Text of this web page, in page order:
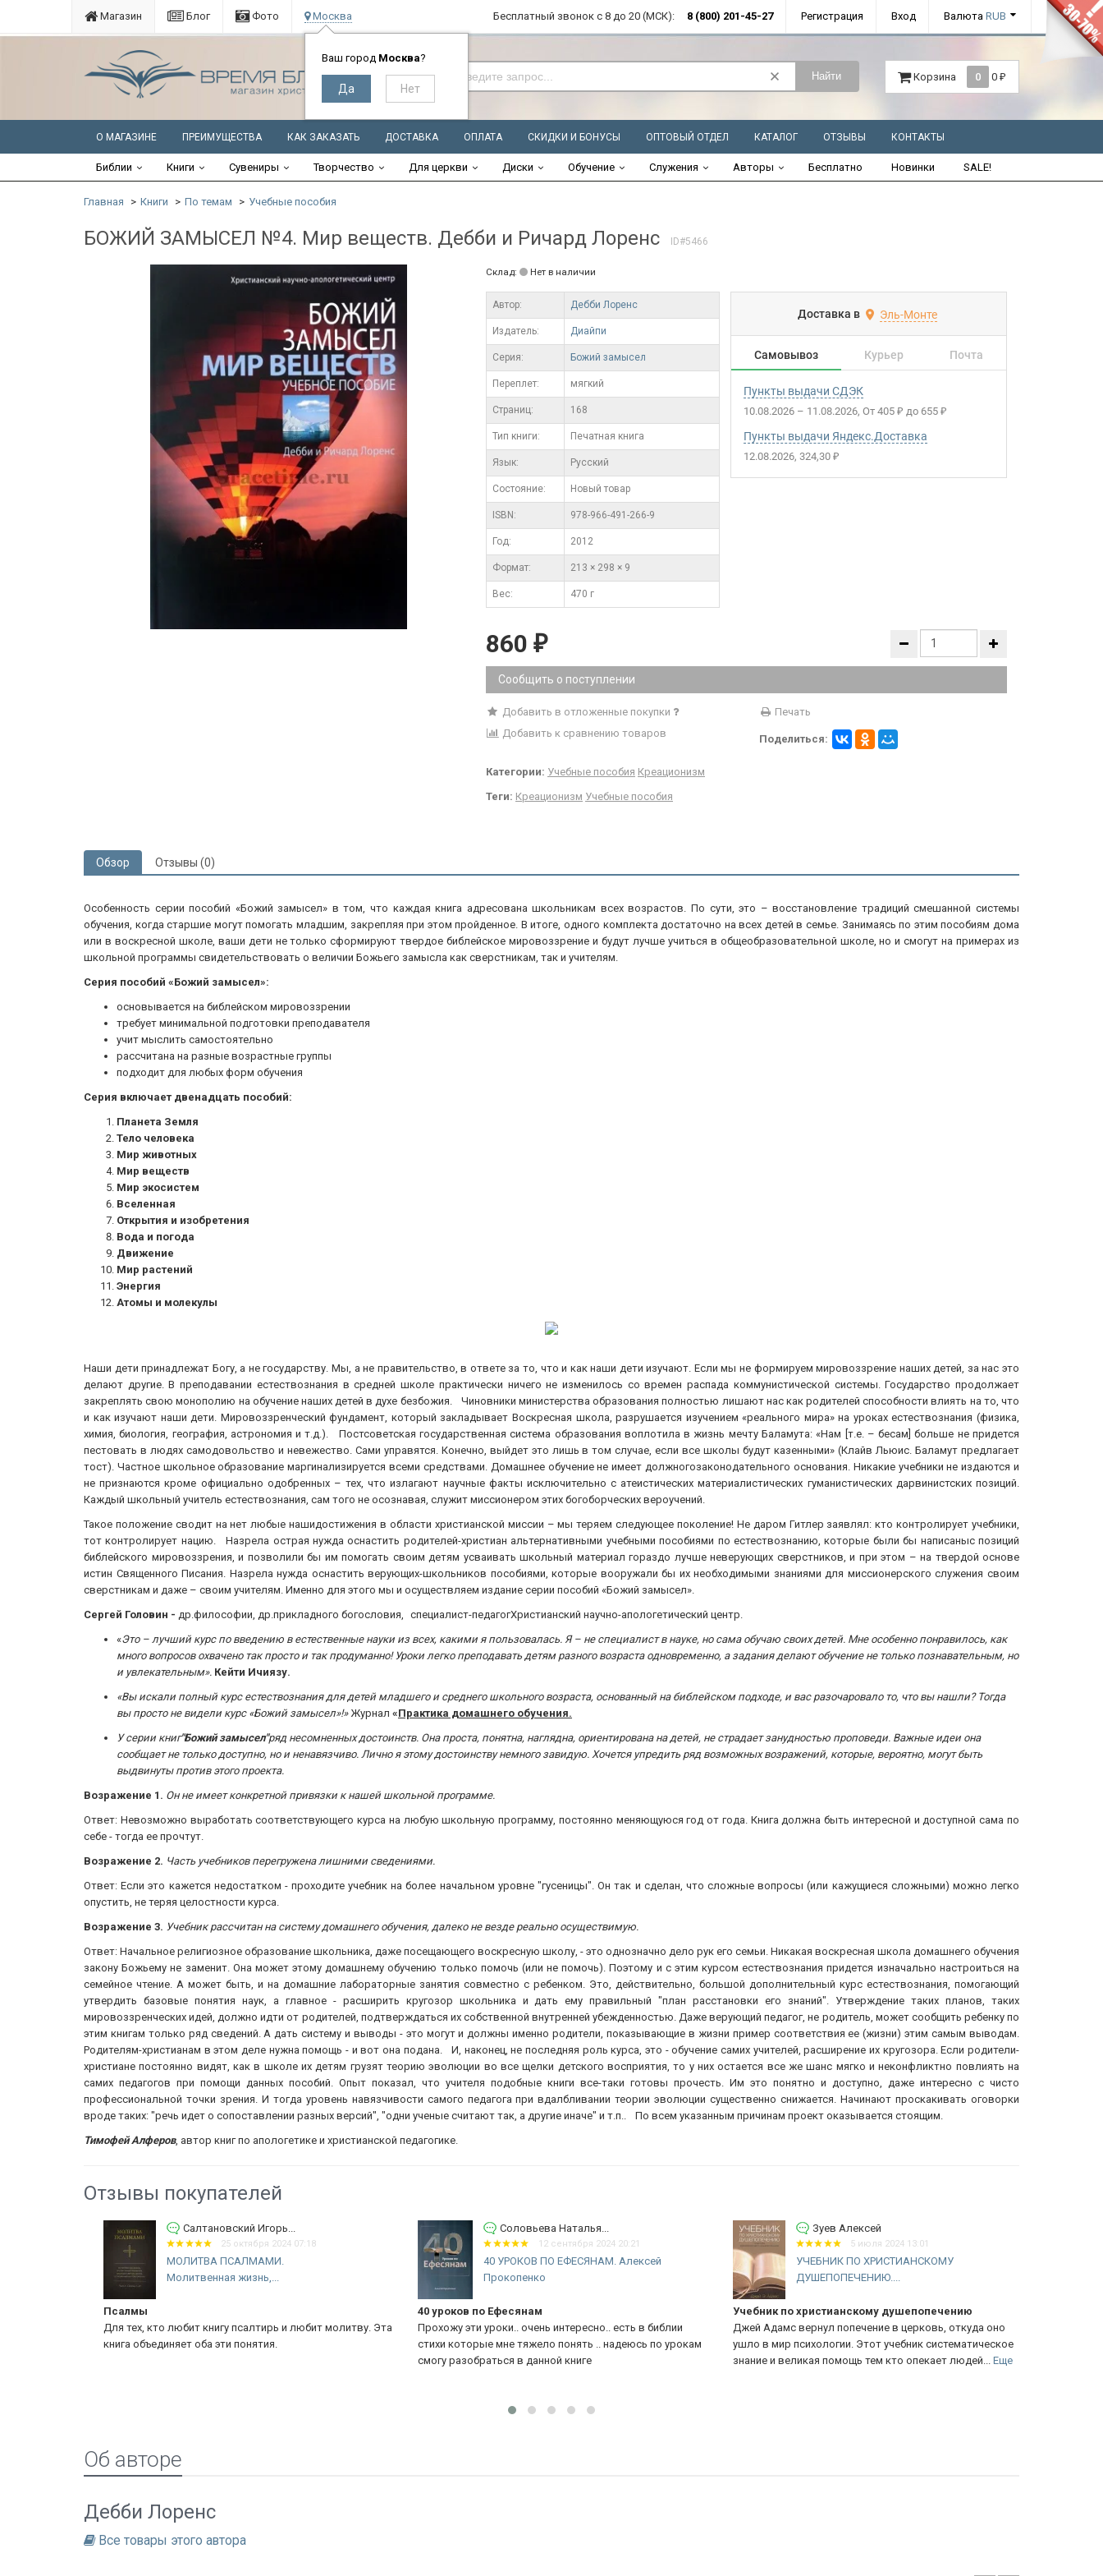
Магазин Блог Фото Москва
Ваш город Москва?
Бесплатный звонок с 8 до 20 (МСК): 8 (800) 201-45-27 Регистрация Вход Валюта RUB
Найти Корзина 0 0 ₽
О МАГАЗИНЕ ПРЕИМУЩЕСТВА КАК ЗАКАЗАТЬ ДОСТАВКА ОПЛАТА СКИДКИ И БОНУСЫ ОПТОВЫЙ ОТДЕЛ КАТАЛОГ ОТЗЫВЫ КОНТАКТЫ
Библии Книги Сувениры Творчество Для церкви Диски Обучение Служения Авторы Бесплатно Новинки SALE!
Главная Книги По темам Учебные пособия
БОЖИЙ ЗАМЫСЕЛ №4. Мир веществ. Дебби и Ричард Лоренс ID#5466
Склад: Нет в наличии
Автор: Дебби Лоренс
Издатель: Диайпи
Серия: Божий замысел
Переплет: мягкий
Cтраниц: 168
Тип книги: Печатная книга
Язык: Русский
Состояние: Новый товар
ISBN: 978-966-491-266-9
Год: 2012
Формат: 213 × 298 × 9
Вес: 470 г
Доставка в Эль-Монте
Самовывоз Курьер Почта
Пункты выдачи СДЭК
10.08.2026 – 11.08.2026 От 405₽ до 655₽
Пункты выдачи Яндекс.Доставка
12.08.2026 324,30₽
860 ₽
Сообщить о поступлении
Добавить в отложенные покупки
Печать
Добавить к сравнению товаров
Поделиться:
Категории: Учебные пособия Креационизм
Теги: Креационизм Учебные пособия
Обзор Отзывы (0)
Особенность серии пособий «Божий замысел» в том, что каждая книга адресована школьникам всех возрастов. По сути, это – восстановление традиций смешанной системы
обучения, когда старшие могут помогать младшим, закрепляя при этом пройденное. В итоге, одного комплекта достаточно на всех детей в семье. Занимаясь по этим пособиям дома
или в воскресной школе, ваши дети не только сформируют твердое библейское мировоззрение и будут лучше учиться в общеобразовательной школе, но и смогут на примерах из
школьной программы свидетельствовать о величии Божьего замысла как сверстникам, так и учителям.
Серия пособий «Божий замысел»:
основывается на библейском мировоззрении
требует минимальной подготовки преподавателя
учит мыслить самостоятельно
рассчитана на разные возрастные группы
подходит для любых форм обучения
Серия включает двенадцать пособий:
Планета Земля
Тело человека
Мир животных
Мир веществ
Мир экосистем
Вселенная
Открытия и изобретения
Вода и погода
Движение
Мир растений
Энергия
Атомы и молекулы
Наши дети принадлежат Богу, а не государству. Мы, а не правительство, в ответе за то, что и как наши дети изучают. Если мы не формируем мировоззрение наших детей, за нас это
делают другие. В преподавании естествознания в средней школе практически ничего не изменилось со времен распада коммунистической системы. Государство продолжает
закреплять свою монополию на обучение наших детей в духе безбожия. Чиновники министерства образования полностью лишают нас как родителей способности влиять на то, что
и как изучают наши дети. Мировоззренческий фундамент, который закладывает Воскресная школа, разрушается изучением «реального мира» на уроках естествознания (физика,
химия, биология, география, астрономия и т.д.). Постсоветская государственная система образования воплотила в жизнь мечту Баламута: «Нам [т.е. – бесам] больше не придется
пестовать в людях самодовольство и невежество. Сами управятся. Конечно, выйдет это лишь в том случае, если все школы будут казенными» (Клайв Льюис. Баламут предлагает
тост). Частное школьное образование маргинализируется всеми средствами. Домашнее обучение не имеет должногозаконодательного основания. Никакие учебники не издаются и
не признаются кроме официально одобренных – тех, что излагают научные факты исключительно с атеистических материалистических гуманистических дарвинистских позиций.
Каждый школьный учитель естествознания, сам того не осознавая, служит миссионером этих богоборческих вероучений.
Такое положение сводит на нет любые нашидостижения в области христианской миссии – мы теряем следующее поколение! Не даром Гитлер заявлял: кто контролирует учебники,
тот контролирует нацию. Назрела острая нужда оснастить родителей-христиан альтернативными учебными пособиями по естествознанию, которые были бы написаныс позиций
библейского мировоззрения, и позволили бы им помогать своим детям усваивать школьный материал гораздо лучше неверующих сверстников, и при этом – на твердой основе
истин Священного Писания. Назрела нужда оснастить верующих-школьников пособиями, которые вооружали бы их необходимыми знаниями для миссионерского служения своим
сверстникам и даже – своим учителям. Именно для этого мы и осуществляем издание серии пособий «Божий замысел».
Сергей Головин - др.философии, др.прикладного богословия, специалист-педагогХристианский научно-апологетический центр.
«Это – лучший курс по введению в естественные науки из всех, какими я пользовалась. Я – не специалист в науке, но сама обучаю своих детей. Мне особенно понравилось, как
много вопросов охвачено так просто и так продуманно! Уроки легко преподавать детям разного возраста одновременно, а задания делают обучение не только познавательным, но
и увлекательным». Кейти Ичиязу.
«Вы искали полный курс естествознания для детей младшего и среднего школьного возраста, основанный на библейском подходе, и вас разочаровало то, что вы нашли? Тогда
вы просто не видели курс «Божий замысел»!» Журнал «Практика домашнего обучения.
У серии книг"Божий замысел"ряд несомненных достоинств. Она проста, понятна, наглядна, ориентирована на детей, не страдает занудностью проповеди. Важные идеи она
сообщает не только доступно, но и ненавязчиво. Лично я этому достоинству немного завидую. Хочется упредить ряд возможных возражений, которые, вероятно, могут быть
выдвинуты против этого проекта.
Возражение 1. Он не имеет конкретной привязки к нашей школьной программе.
Ответ: Невозможно выработать соответствующего курса на любую школьную программу, постоянно меняющуюся год от года. Книга должна быть интересной и доступной сама по
себе - тогда ее прочтут.
Возражение 2. Часть учебников перегружена лишними сведениями.
Ответ: Если это кажется недостатком - проходите учебник на более начальном уровне "гусеницы". Он так и сделан, что сложные вопросы (или кажущиеся сложными) можно легко
опустить, не теряя целостности курса.
Возражение 3. Учебник рассчитан на систему домашнего обучения, далеко не везде реально осуществимую.
Ответ: Начальное религиозное образование школьника, даже посещающего воскресную школу, - это однозначно дело рук его семьи. Никакая воскресная школа домашнего обучения
закону Божьему не заменит. Она может этому домашнему обучению только помочь (или не помочь). Поэтому и с этим курсом естествознания придется изначально настроиться на
семейное чтение. А может быть, и на домашние лабораторные занятия совместно с ребенком. Это, действительно, большой дополнительный курс естествознания, помогающий
утвердить базовые понятия наук, а главное - расширить кругозор школьника и дать ему правильный "план расстановки его знаний". Утверждение таких планов, таких
мировоззренческих идей, должно идти от родителей, подтверждаться их собственной внутренней убежденностью. Даже верующий педагог, не родитель, может сообщить ребенку по
этим книгам только ряд сведений. А дать систему и выводы - это могут и должны именно родители, показывающие в жизни пример соответствия ее (жизни) этим самым выводам.
Родителям-христианам в этом деле нужна помощь - и вот она подана. И, наконец, не последняя роль курса, это - обучение самих учителей, расширение их кругозора. Если родители-
христиане постоянно видят, как в школе их детям грузят теорию эволюции во все щелки детского восприятия, то у них остается все же шанс мягко и неконфликтно повлиять на
самих педагогов при помощи данных пособий. Опыт показал, что учителя подобные книги все-таки готовы прочесть. Им это понятно и доступно, даже интересно с чисто
профессиональной точки зрения. И тогда уровень навязчивости самого педагога при вдалбливании теории эволюции существенно снижается. Начинают проскакивать оговорки
вроде таких: "речь идет о сопоставлении разных версий", "одни ученые считают так, а другие иначе" и т.п.. По всем указанным причинам проект оказывается стоящим.
Тимофей Алферов, автор книг по апологетике и христианской педагогике.
Отзывы покупателей
Салтановский Игорь...
25 октября 2024 07:18
МОЛИТВА ПСАЛМАМИ.
Молитвенная жизнь,...
Псалмы
Для тех, кто любит книгу псалтирь и любит молитву. Эта
книга объединяет оба эти понятия.
Соловьева Наталья...
12 сентября 2024 20:21
40 УРОКОВ ПО ЕФЕСЯНАМ. Алексей
Прокопенко
40 уроков по Ефесянам
Прохожу эти уроки.. очень интересно.. есть в библии
стихи которые мне тяжело понять .. надеюсь по урокам
смогу разобраться в данной книге
Зуев Алексей
5 июля 2024 13:01
УЧЕБНИК ПО ХРИСТИАНСКОМУ
ДУШЕПОПЕЧЕНИЮ....
Учебник по христианскому душепопечению
Джей Адамс вернул попечение в церковь, откуда оно
ушло в мир психологии. Этот учебник систематическое
знание и великая помощь тем кто опекает людей...Еще
Об авторе
Дебби Лоренс
Все товары этого автора